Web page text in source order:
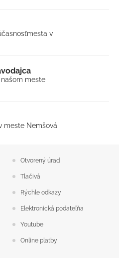
mesta v
meste
meste Nemšová
Otvorený úrad
Tlačivá
Rýchle odkazy
Elektronická podateľňa
Youtube
Online platby